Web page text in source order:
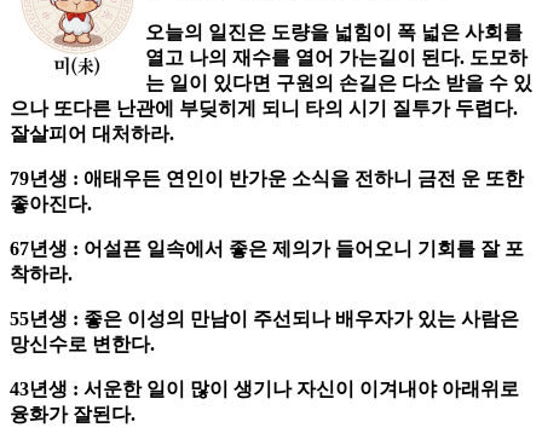
오늘의 일진은 도량을 넓힘이 폭 넓은 사회를
열고 나의 재수를 열어 가는길이 된다. 도모하
는 일이 있다면 구원의 손길은 다소 받을 수 있
으나 또다른 난관에 부딪히게 되니 타의 시기 질투가 두렵다.
잘살피어 대처하라.
79년생 : 애태우든 연인이 반가운 소식을 전하니 금전 운 또한
좋아진다.
67년생 : 어설픈 일속에서 좋은 제의가 들어오니 기회를 잘 포
착하라.
55년생 : 좋은 이성의 만남이 주선되나 배우자가 있는 사람은
망신수로 변한다.
43년생 : 서운한 일이 많이 생기나 자신이 이겨내야 아래위로
융화가 잘된다.